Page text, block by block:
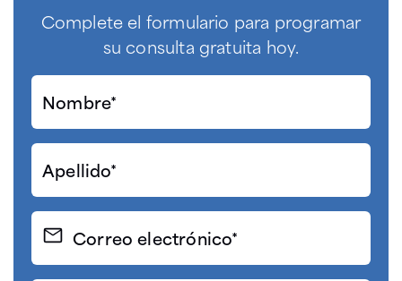
Complete el formulario para programar
su consulta gratuita hoy.
Nombre*
(Required)
Apellido*
(Required)
Correo
electrónico